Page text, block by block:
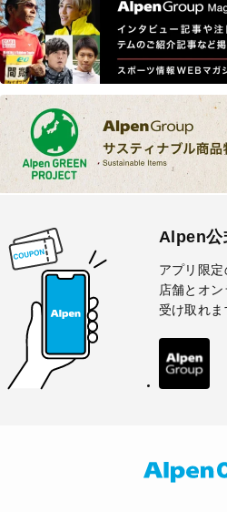
Alpen公
アプリ限定
店舗とオ
受け取れま